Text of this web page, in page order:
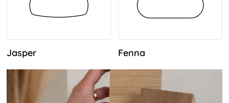
Jasper Fenna